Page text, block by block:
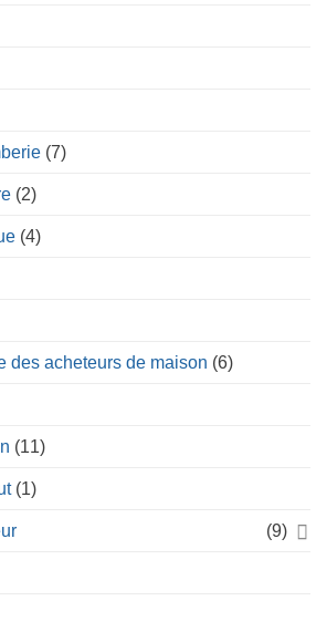
(7)
(2)
(4)
des acheteurs de maison (6)
(11)
(1)
(9)